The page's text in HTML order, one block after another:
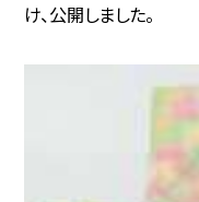
け、公開しました。